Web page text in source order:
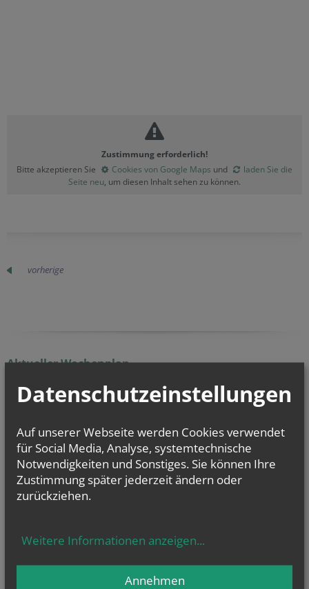
Zustimmung erforderlich!
Bitte akzeptieren Sie
Cookies von Google Maps und
laden Sie die
Seite neu, um diesen Inhalt sehen zu können.
vorherige
Aktueller Wochenplan
Die Woche der Pfarren & aktuelle Verlautbarungen
Kalenderwoche 32
Datenschutzeinstellungen
Auf unserer Webseite werden Cookies verwendet
für Social Media, Analyse, systemtechnische
Notwendigkeiten und Sonstiges. Sie können Ihre
Zustimmung später jederzeit ändern oder
zurückziehen.
Weitere Informationen anzeigen...
Annehmen